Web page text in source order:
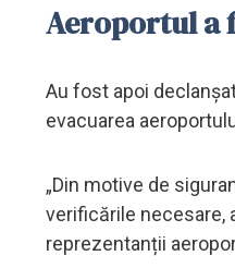
Aeroportul a
Au fost apoi
evacuarea
„Din motive de
verificările necesare,
reprezentanții